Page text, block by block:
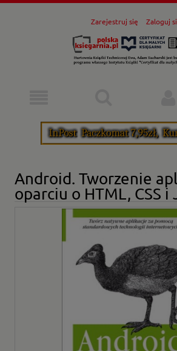
Zarejestruj się Zaloguj
Android. Tworzenie
oparciu o HTML, CSS i